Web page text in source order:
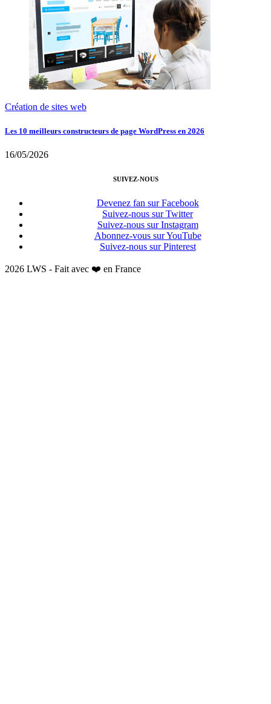
Création de sites web
Les 10 meilleurs constructeurs de page WordPress en 2026
16/05/2026
SUIVEZ-NOUS
Devenez fan sur Facebook
Suivez-nous sur Twitter
Suivez-nous sur Instagram
Abonnez-vous sur YouTube
Suivez-nous sur Pinterest
2026 LWS - Fait avec ❤️ en France